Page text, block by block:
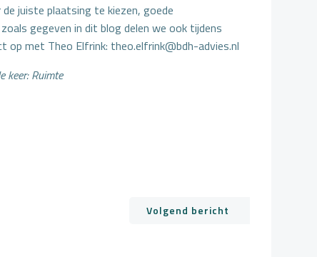
juiste plaatsing te kiezen, goede
gegeven in dit blog delen we ook tijdens
op met Theo Elfrink: theo.elfrink@bdh-advies.nl
keer: Ruimte
Volgend bericht